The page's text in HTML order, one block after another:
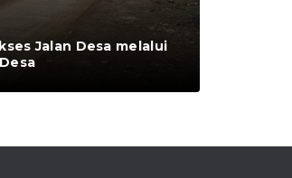
Jalan Desa melalui